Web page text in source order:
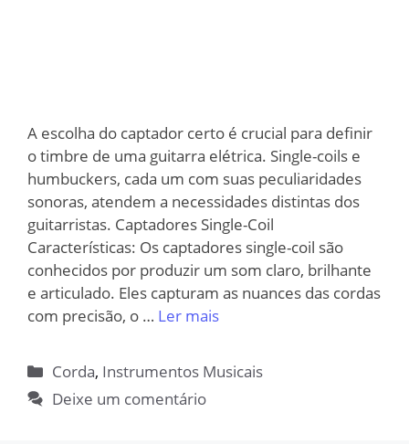
A escolha do captador certo é crucial para definir
o timbre de uma guitarra elétrica. Single-coils e
humbuckers, cada um com suas peculiaridades
sonoras, atendem a necessidades distintas dos
guitarristas. Captadores Single-Coil
Características: Os captadores single-coil são
conhecidos por produzir um som claro, brilhante
e articulado. Eles capturam as nuances das cordas
com precisão, o … Ler mais
Categorias
Corda, Instrumentos Musicais
Deixe um comentário